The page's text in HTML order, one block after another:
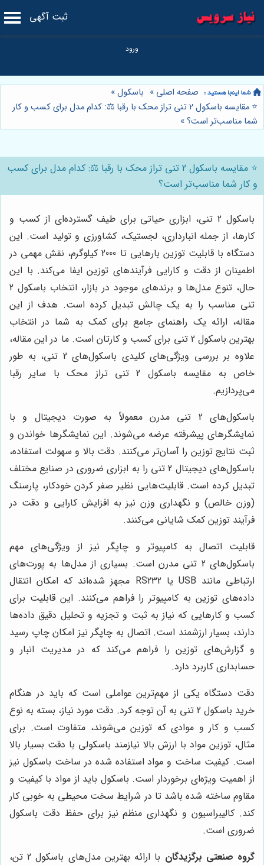
ثبت آگهی
صفحه اصلی » باسکول»
⭐️ مقایسه باسکول 2 تنی تراز محک با رقبا ⚖️: کدام مدل برای کسب و کار
شما مناسب‌تر است؟»
⭐️ مقایسه باسکول 2 تنی تراز محک با رقبا ⚖️: کدام مدل برای کسب
و کار شما مناسب‌تر است؟
باسکول 2 تنی، ابزاری حیاتی برای طیف گسترده‌ای از کسب و
کارها، از جمله انبارداری، لجستیک، کشاورزی و تولید است. این
دستگاه با قابلیت توزین بارهایی تا 2000 کیلوگرم، نقش مهمی در
اطمینان از دقت و کارایی فرآیندهای توزین ایفا می‌کند. با این
حال، تنوع مدل‌ها و برندهای موجود در بازار، انتخاب باسکول 2
تنی مناسب را به یک چالش تبدیل کرده است. هدف از این
مقاله، ارائه یک راهنمای جامع برای کمک به شما در انتخاب
بهترین باسکول 2 تنی برای کسب و کارتان است. ما در این مقاله،
علاوه بر بررسی ویژگی‌های کلیدی باسکول‌های 2 تنی، به طور
خاص به مقایسه باسکول 2 تنی تراز محک با سایر رقبا
می‌پردازیم.
باسکول‌های 2 تنی مدرن معمولاً به صورت دیجیتال و با
نمایشگرهای پیشرفته عرضه می‌شوند. این نمایشگرها خواندن و
ثبت نتایج توزین را آسان‌تر می‌کنند. دقت بالا و سهولت استفاده،
باسکول‌های دیجیتال 2 تنی را به ابزاری ضروری در صنایع مختلف
تبدیل کرده است. قابلیت‌هایی نظیر صفر کردن خودکار، پارسنگ
(وزن خالص) و نگهداری وزن نیز به افزایش کارایی و دقت در
فرآیند توزین کمک شایانی می‌کنند.
قابلیت اتصال به کامپیوتر و چاپگر نیز از ویژگی‌های مهم
باسکول‌های 2 تنی مدرن است. بسیاری از مدل‌ها به پورت‌های
ارتباطی مانند USB یا RS232 مجهز شده‌اند که امکان انتقال
داده‌های توزین به کامپیوتر را فراهم می‌کنند. این قابلیت برای
کسب و کارهایی که نیاز به ثبت و تجزیه و تحلیل دقیق داده‌ها
دارند، بسیار ارزشمند است. اتصال به چاپگر نیز امکان چاپ رسید
و گزارش‌های توزین را فراهم می‌کند که در مدیریت انبار و
حسابداری کاربرد دارد.
دقت دستگاه یکی از مهم‌ترین عواملی است که باید در هنگام
خرید باسکول 2 تنی به آن توجه کرد. دقت مورد نیاز، بسته به نوع
کسب و کار و موادی که توزین می‌شوند، متفاوت است. برای
مثال، توزین مواد با ارزش بالا نیازمند باسکولی با دقت بسیار بالا
است. کیفیت ساخت و مواد استفاده شده در ساخت باسکول نیز
از اهمیت ویژه‌ای برخوردار است. باسکول باید از مواد با کیفیت و
مقاوم ساخته شده باشد تا در شرایط سخت محیطی به خوبی کار
کند. کالیبراسیون و نگهداری منظم نیز برای حفظ دقت باسکول
ضروری است.
گروه صنعتی برگزیدگان
با ارائه بهترین مدل‌های باسکول 2 تن،